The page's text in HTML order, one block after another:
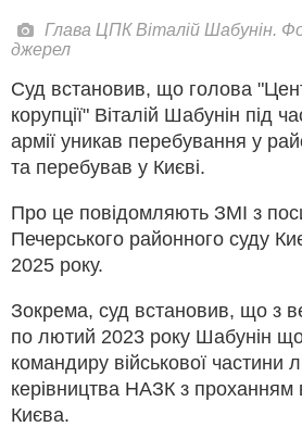
Глава ЦПК Віталій Шабунін.
джерел
Суд встановив, що голова
корупції" Віталій Шабунін під
армії уникав перебування у
та перебував у Києві.
Про це повідомляють ЗМІ з
Печерського районного суду
2025 року.
Зокрема, суд встановив, що з
по лютий 2023 року Шабунін
командиру військової частини
керівництва НАЗК з проханням
Києва.